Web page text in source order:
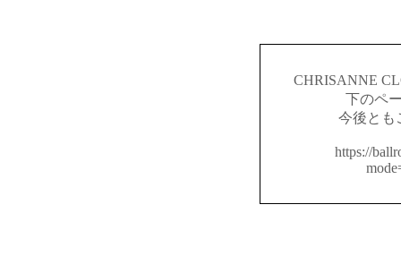
CHRISANNE
下のペ
今後とも
https://